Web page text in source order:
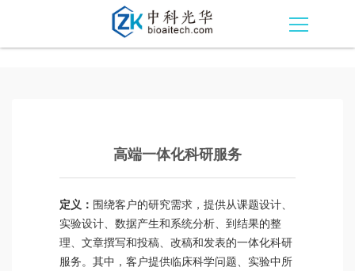
高端一体化科研服务
定义： 围绕客户的研究需求，提供从课题设计、
实验设计、数据产生和系统分析、到结果的整
理、文章撰写和投稿、改稿和发表的一体化科研
服务。其中，客户提供临床科学问题、实验中所